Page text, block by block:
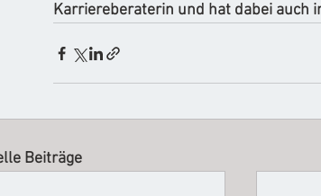
Karriereberaterin und hat dabei auch
Beiträge